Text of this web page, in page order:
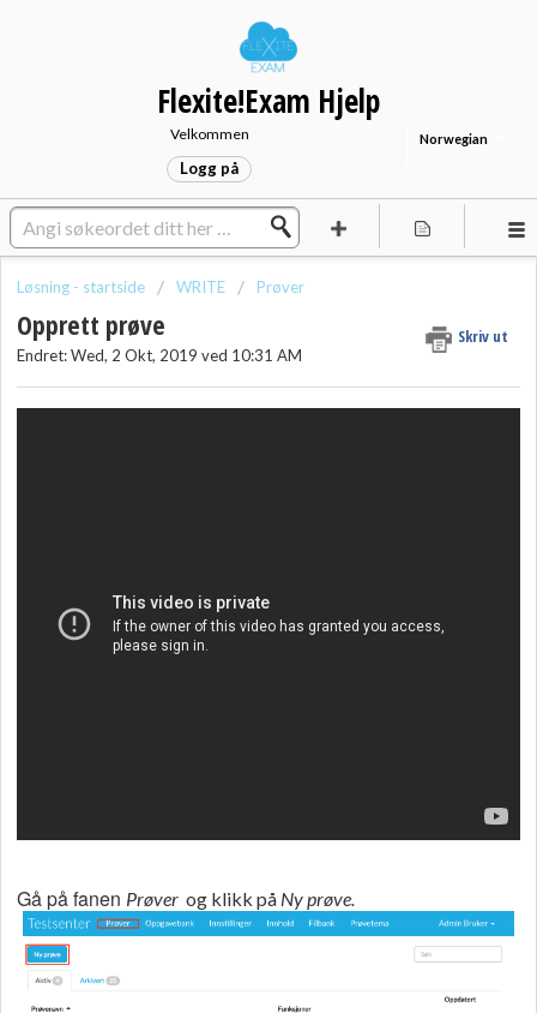
Flexite!Exam Hjelp
Norwegian
Velkommen
Logg på
Løsning - startside WRITE Prøver
Opprett prøve Skriv ut
Endret: Wed, 2 Okt, 2019 ved 10:31 AM
Gå på fanen Prøver og klikk på Ny prøve.